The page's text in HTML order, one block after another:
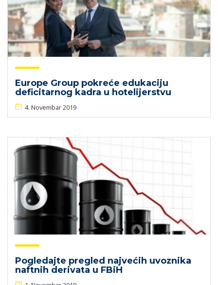
Europe Group pokreće edukaciju
deficitarnog kadra u hotelijerstvu
4. Novembar 2019
Pogledajte pregled najvećih uvoznika
naftnih derivata u FBiH